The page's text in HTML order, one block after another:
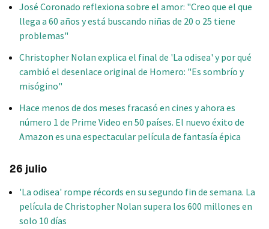
José Coronado reflexiona sobre el amor: "Creo que el que
llega a 60 años y está buscando niñas de 20 o 25 tiene
problemas"
Christopher Nolan explica el final de 'La odisea' y por qué
cambió el desenlace original de Homero: "Es sombrío y
misógino"
Hace menos de dos meses fracasó en cines y ahora es
número 1 de Prime Video en 50 países. El nuevo éxito de
Amazon es una espectacular película de fantasía épica
26 julio
'La odisea' rompe récords en su segundo fin de semana. La
película de Christopher Nolan supera los 600 millones en
solo 10 días